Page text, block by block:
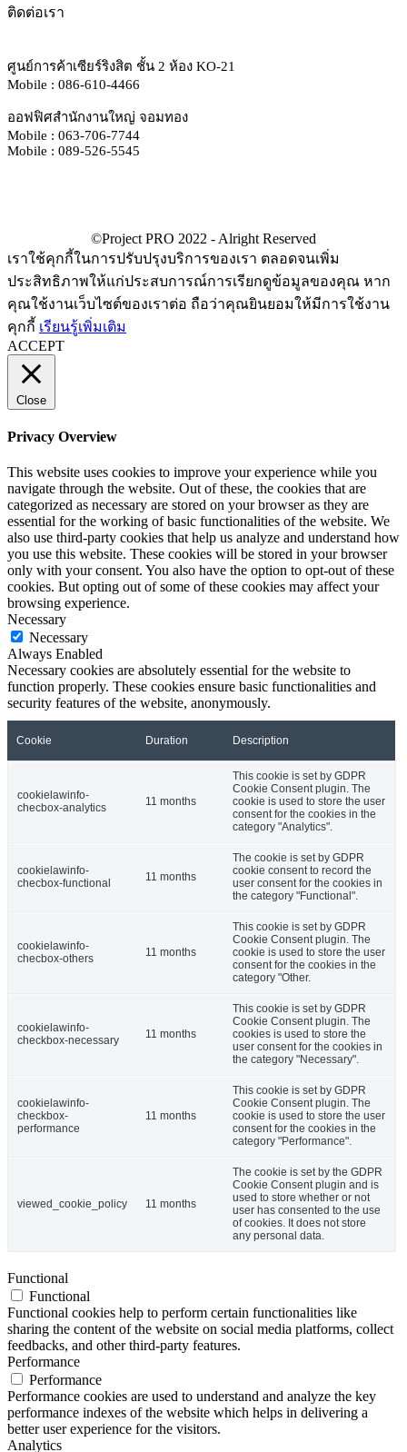
ติดต่อเรา
ศูนย์การค้าเซียร์ริงสิต ชั้น 2 ห้อง KO-21
Mobile : 086-610-4466
ออฟฟิศสำนักงานใหญ่ จอมทอง
Mobile : 063-706-7744
Mobile : 089-526-5545
เราใช้คุกกี้ในการปรับปรุงบริการของเรา ตลอดจนเพิ่ม
ประสิทธิภาพให้แก่ประสบการณ์การเรียกดูข้อมูลของคุณ หาก
คุณใช้งานเว็บไซต์ของเราต่อ ถือว่าคุณยินยอมให้มีการใช้งาน
คุกกี้ เรียนรู้เพิ่มเติม
ACCEPT
Close
Privacy Overview
This website uses cookies to improve your experience while you
navigate through the website. Out of these, the cookies that are
categorized as necessary are stored on your browser as they are
essential for the working of basic functionalities of the website. We
also use third-party cookies that help us analyze and understand how
you use this website. These cookies will be stored in your browser
only with your consent. You also have the option to opt-out of these
cookies. But opting out of some of these cookies may affect your
browsing experience.
Necessary
Necessary
Always Enabled
Necessary cookies are absolutely essential for the website to
function properly. These cookies ensure basic functionalities and
security features of the website, anonymously.
Cookie Duration Description
cookielawinfo-
checbox-analytics
11 months
This cookie is set by GDPR
Cookie Consent plugin. The
cookie is used to store the user
consent for the cookies in the
category "Analytics".
cookielawinfo-
checbox-functional
11 months
The cookie is set by GDPR
cookie consent to record the
user consent for the cookies in
the category "Functional".
cookielawinfo-
checbox-others
11 months
This cookie is set by GDPR
Cookie Consent plugin. The
cookie is used to store the user
consent for the cookies in the
category "Other.
cookielawinfo-
checkbox-necessary
11 months
This cookie is set by GDPR
Cookie Consent plugin. The
cookies is used to store the
user consent for the cookies in
the category "Necessary".
cookielawinfo-
checkbox-
performance
11 months
This cookie is set by GDPR
Cookie Consent plugin. The
cookie is used to store the user
consent for the cookies in the
category "Performance".
viewed_cookie_policy 11 months
The cookie is set by the GDPR
Cookie Consent plugin and is
used to store whether or not
user has consented to the use
of cookies. It does not store
any personal data.
Functional
Functional
Functional cookies help to perform certain functionalities like
sharing the content of the website on social media platforms, collect
feedbacks, and other third-party features.
Performance
Performance
Performance cookies are used to understand and analyze the key
performance indexes of the website which helps in delivering a
better user experience for the visitors.
Analytics